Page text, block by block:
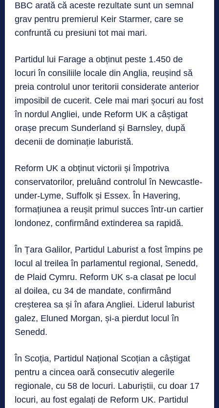
BBC arată că aceste rezultate sunt un semnal
grav pentru premierul Keir Starmer, care se
confruntă cu presiuni tot mai mari.
Partidul lui Farage a obținut peste 1.450 de
locuri în consiliile locale din Anglia, reușind să
preia controlul unor teritorii considerate anterior
imposibil de cucerit. Cele mai mari șocuri au fost
în nordul Angliei, unde Reform UK a câștigat
orașe precum Sunderland și Barnsley, după
decenii de dominație laburistă.
Reform UK a obținut victorii și împotriva
conservatorilor, preluând controlul în Newcastle-
under-Lyme, Suffolk și Essex. În Havering,
formațiunea a reușit primul succes într-un cartier
londonez, confirmând extinderea sa rapidă.
În Țara Galilor, Partidul Laburist a fost împins pe
locul al treilea în parlamentul regional, Senedd,
de Plaid Cymru. Reform UK s-a clasat pe locul
al doilea, cu 34 de mandate, confirmând
creșterea sa și în afara Angliei. Liderul laburist
galez, Eluned Morgan, și-a pierdut locul în
Senedd.
În Scoția, Partidul Național Scoțian a câștigat
pentru a cincea oară consecutiv alegerile
regionale, cu 58 de locuri. Laburiștii, cu doar 17
locuri, au fost egalați de Reform UK. Partidul